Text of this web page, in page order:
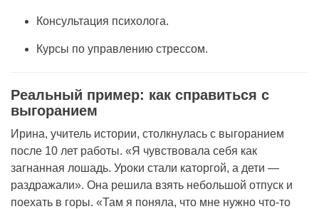
Консультация психолога.
Курсы по управлению стрессом.
Реальный пример: как справиться с
выгоранием
Ирина, учитель истории, столкнулась с выгоранием
после 10 лет работы. «Я чувствовала себя как
загнанная лошадь. Уроки стали каторгой, а дети —
раздражали». Она решила взять небольшой отпуск и
поехать в горы. «Там я поняла, что мне нужно что-то